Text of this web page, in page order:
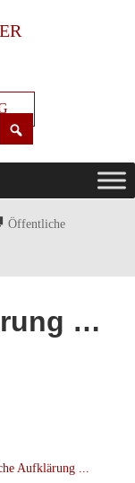
Öffentliche
…
Aufklärung ...